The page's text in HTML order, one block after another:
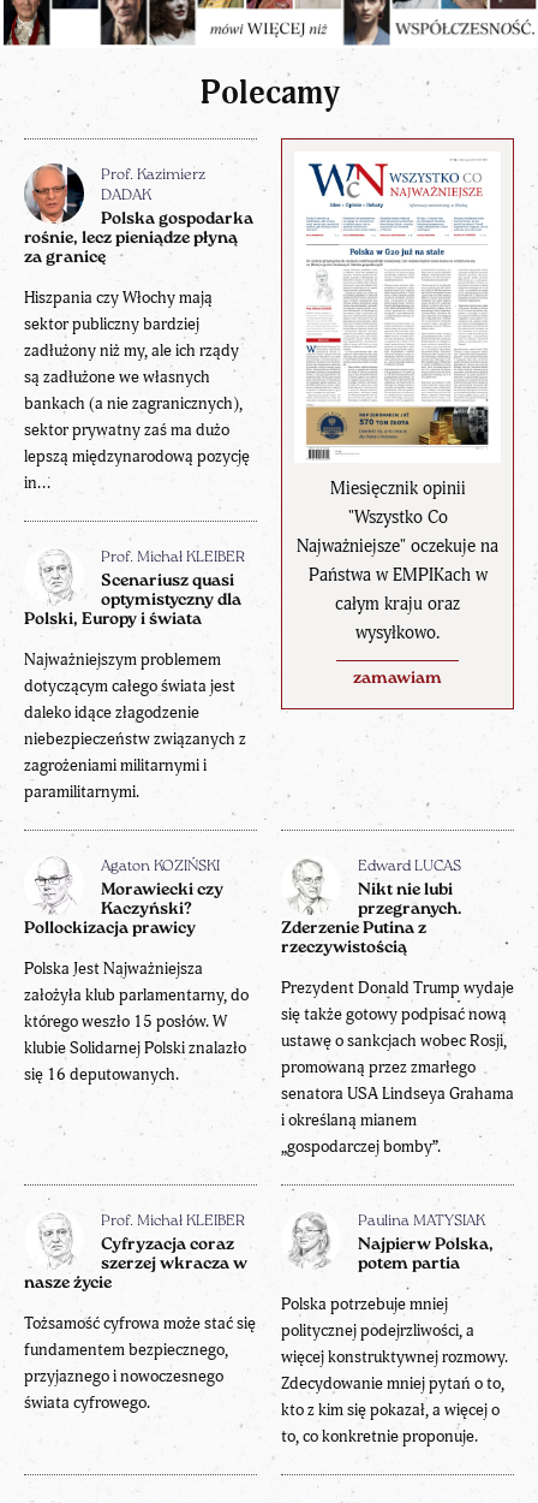
Polecamy
Miesięcznik opinii
"Wszystko Co
Najważniejsze" oczekuje na
Państwa w EMPIKach w
całym kraju oraz
wysyłkowo.
zamawiam
Prof. Kazimierz
DADAK
Polska gospodarka
rośnie, lecz pieniądze płyną
za granicę
Hiszpania czy Włochy mają
sektor publiczny bardziej
zadłużony niż my, ale ich rządy
są zadłużone we własnych
bankach (a nie zagranicznych),
sektor prywatny zaś ma dużo
lepszą międzynarodową pozycję
in...
Prof. Michał KLEIBER
Scenariusz quasi
optymistyczny dla
Polski, Europy i świata
Najważniejszym problemem
dotyczącym całego świata jest
daleko idące złagodzenie
niebezpieczeństw związanych z
zagrożeniami militarnymi i
paramilitarnymi.
Agaton KOZIŃSKI
Morawiecki czy
Kaczyński?
Pollockizacja prawicy
Polska Jest Najważniejsza
założyła klub parlamentarny, do
którego weszło 15 posłów. W
klubie Solidarnej Polski znalazło
się 16 deputowanych.
Edward LUCAS
Nikt nie lubi
przegranych.
Zderzenie Putina z
rzeczywistością
Prezydent Donald Trump wydaje
się także gotowy podpisać nową
ustawę o sankcjach wobec Rosji,
promowaną przez zmarłego
senatora USA Lindseya Grahama
i określaną mianem
„gospodarczej bomby”.
Prof. Michał KLEIBER
Cyfryzacja coraz
szerzej wkracza w
nasze życie
Tożsamość cyfrowa może stać się
fundamentem bezpiecznego,
przyjaznego i nowoczesnego
świata cyfrowego.
Paulina MATYSIAK
Najpierw Polska,
potem partia
Polska potrzebuje mniej
politycznej podejrzliwości, a
więcej konstruktywnej rozmowy.
Zdecydowanie mniej pytań o to,
kto z kim się pokazał, a więcej o
to, co konkretnie proponuje.